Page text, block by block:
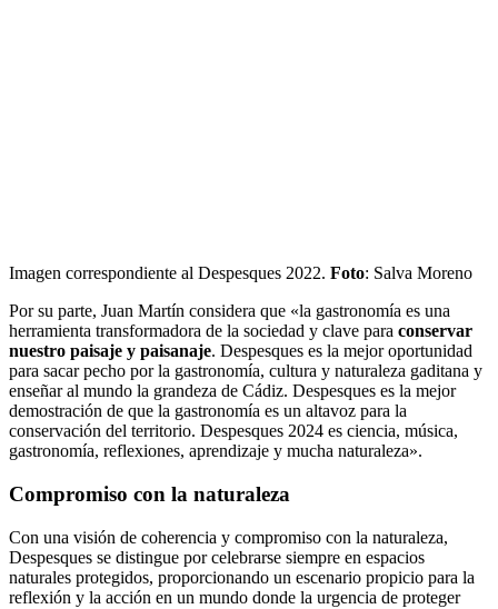
Imagen correspondiente al Despesques 2022. Foto: Salva Moreno
Por su parte, Juan Martín considera que «la gastronomía es una
herramienta transformadora de la sociedad y clave para conservar
nuestro paisaje y paisanaje. Despesques es la mejor oportunidad
para sacar pecho por la gastronomía, cultura y naturaleza gaditana y
enseñar al mundo la grandeza de Cádiz. Despesques es la mejor
demostración de que la gastronomía es un altavoz para la
conservación del territorio. Despesques 2024 es ciencia, música,
gastronomía, reflexiones, aprendizaje y mucha naturaleza».
Compromiso con la naturaleza
Con una visión de coherencia y compromiso con la naturaleza,
Despesques se distingue por celebrarse siempre en espacios
naturales protegidos, proporcionando un escenario propicio para la
reflexión y la acción en un mundo donde la urgencia de proteger